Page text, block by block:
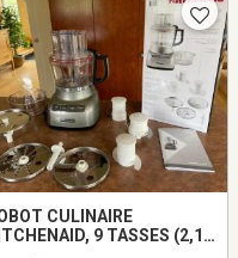
CULINAIRE
9 TASSES (2,1